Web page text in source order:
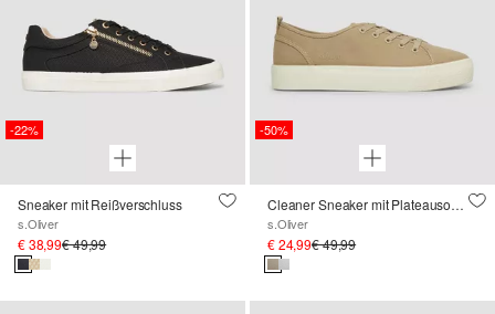
-22%
Sneaker mit Reißverschluss
s.Oliver
€ 38,99€ 49,99
-50%
Cleaner Sneaker mit Plateausohle
s.Oliver
€ 24,99€ 49,99